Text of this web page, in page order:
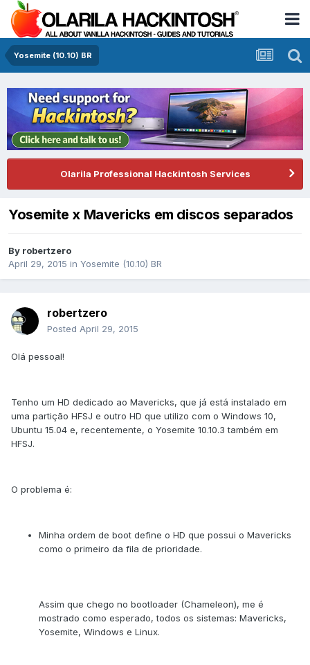
Yosemite (10.10) BR
Olarila Professional Hackintosh Services
Yosemite x Mavericks em discos separados
By robertzero
April 29, 2015 in Yosemite (10.10) BR
robertzero
Posted April 29, 2015
Olá pessoal!
Tenho um HD dedicado ao Mavericks, que já está instalado em
uma partição HFSJ e outro HD que utilizo com o Windows 10,
Ubuntu 15.04 e, recentemente, o Yosemite 10.10.3 também em
HFSJ.
O problema é:
Minha ordem de boot define o HD que possui o Mavericks
como o primeiro da fila de prioridade.
Assim que chego no bootloader (Chameleon), me é
mostrado como esperado, todos os sistemas: Mavericks,
Yosemite, Windows e Linux.